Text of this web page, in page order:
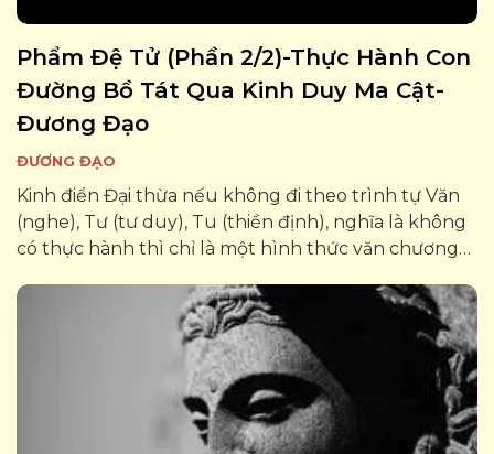
Phẩm Đệ Tử (phần 2/2)-Thực Hành Con
Đường Bồ Tát Qua Kinh Duy Ma Cật-
Đương Đạo
ĐƯƠNG ĐẠO
Kinh điển Đại thừa nếu không đi theo trình tự Văn
(nghe), Tư (tư duy), Tu (thiền định), nghĩa là không
có thực hành thì chỉ là một hình thức văn chương
của tâm thức, làm tăng thêm các...